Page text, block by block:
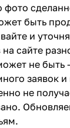
фото
быть
и
сайте
не быть -
заявок и
не